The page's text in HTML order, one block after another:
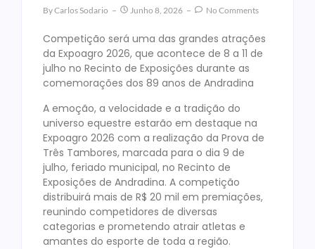
ByCarlos Sodario Junho 8, 2026 No Comments
Competição será uma das grandes atrações
da Expoagro 2026, que acontece de 8 a 11 de
julho no Recinto de Exposições durante as
comemorações dos 89 anos de Andradina
A emoção, a velocidade e a tradição do
universo equestre estarão em destaque na
Expoagro 2026 com a realização da Prova de
Três Tambores, marcada para o dia 9 de
julho, feriado municipal, no Recinto de
Exposições de Andradina. A competição
distribuirá mais de R$ 20 mil em premiações,
reunindo competidores de diversas
categorias e prometendo atrair atletas e
amantes do esporte de toda a região.